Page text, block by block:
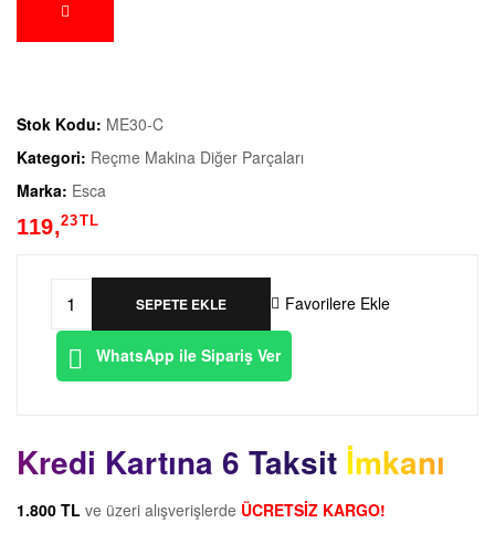
Stok Kodu: ME30-C
Kategori: Reçme Makina Diğer Parçaları
Marka: Esca
119,23TL
SEPETE EKLE Favorilere Ekle
WhatsApp ile Sipariş Ver
Kredi Kartına 6 Taksit İmkanı
1.800 TL ve üzeri alışverişlerde ÜCRETSİZ KARGO!